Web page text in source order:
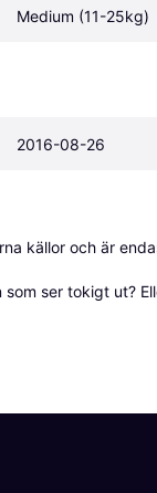
Medium (11-25kg)
2016-08-26
källor och är
ser tokigt ut?